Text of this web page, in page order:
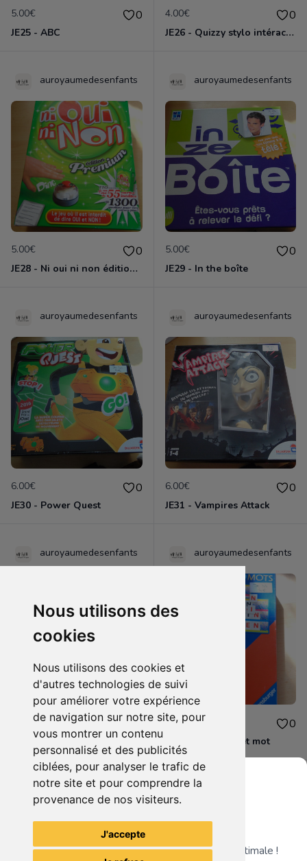
Nous utilisons des
cookies
Nous utilisons des cookies et
d'autres technologies de suivi
pour améliorer votre expérience
de navigation sur notre site, pour
vous montrer un contenu
personnalisé et des publicités
ciblées, pour analyser le trafic de
notre site et pour comprendre la
provenance de nos visiteurs.
J'accepte
5.00€ 0
JE25 - ABC
4.00€ 0
JE26 - Quizzy stylo intéractif La maison de Mickey
auroyaumedesenfants
5.00€ 0
JE28 - Ni oui ni non édition Premium
auroyaumedesenfants
5.00€ 0
JE29 - In the boîte
auroyaumedesenfants
6.00€ 0
JE30 - Power Quest
auroyaumedesenfants
6.00€ 0
JE31 - Vampires Attack
auroyaumedesenfants
5.00€ 0
JE32 - Bienvenue chez les ch'tis
auroyaumedesenfants
4.00€ 0
JE33 - Alphabet et mot
Voir tous les articles du vendeur
Grenier du Geek
Télécharge notre app pour une expérience optimale !